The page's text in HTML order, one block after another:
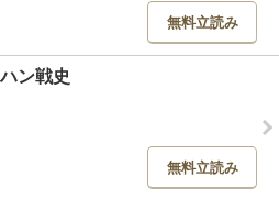
無料立読み
ン戦史
無料立読み